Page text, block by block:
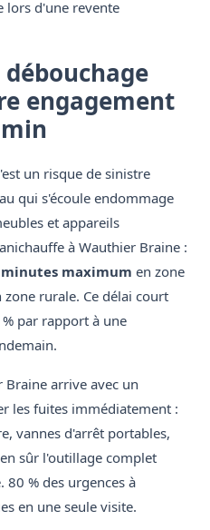
lors d'une revente
engagement
un risque de sinistre
qui s'écoule endommage
et appareils
à Wauthier Braine :
maximum en zone
rurale. Ce délai court
par rapport à une
arrive avec un
les fuites immédiatement :
vannes d'arrêt portables,
sûr l'outillage complet
% des urgences à
en une seule visite.